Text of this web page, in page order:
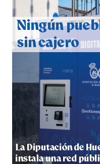
CUARTA CORRIDA
2026
hace 4 días·Huelvatv
4º DÍA DE LAS
hace 4 días·Huelvatv